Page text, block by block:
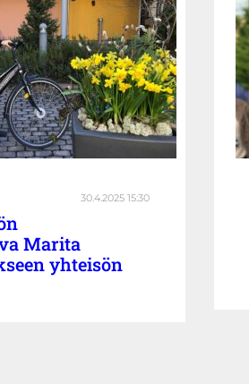
30.4.2025 15:30
Marita
yhteisön